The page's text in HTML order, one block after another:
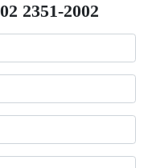
2351-2002